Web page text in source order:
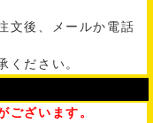
文後、メールか電話
ください。
ございます。